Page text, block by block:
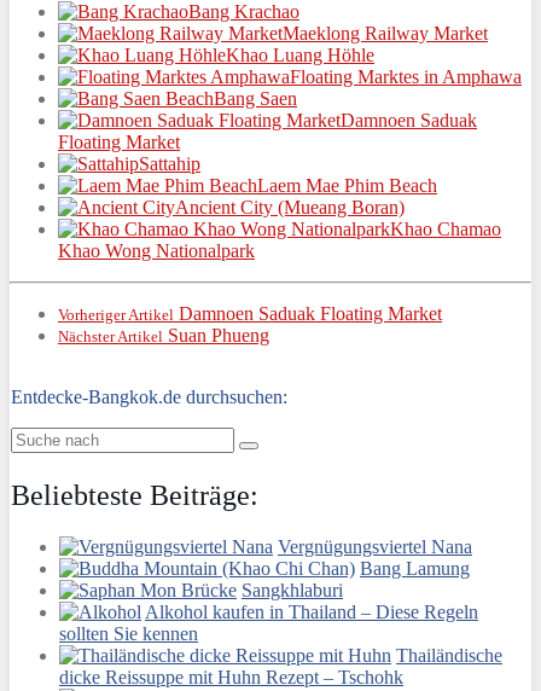
Bang Krachao
Maeklong Railway Market
Khao Luang Höhle
Floating Marktes in Amphawa
Bang Saen
Damnoen Saduak
Floating Market
Sattahip
Laem Mae Phim Beach
Ancient City (Mueang Boran)
Khao Chamao
Khao Wong Nationalpark
Vorheriger Artikel Damnoen Saduak Floating Market
Nächster Artikel Suan Phueng
Entdecke-Bangkok.de durchsuchen:
Beliebteste Beiträge:
Vergnügungsviertel Nana
Bang Lamung
Sangkhlaburi
Alkohol kaufen in Thailand – Diese Regeln
sollten Sie kennen
Thailändische
dicke Reissuppe mit Huhn Rezept – Tschohk